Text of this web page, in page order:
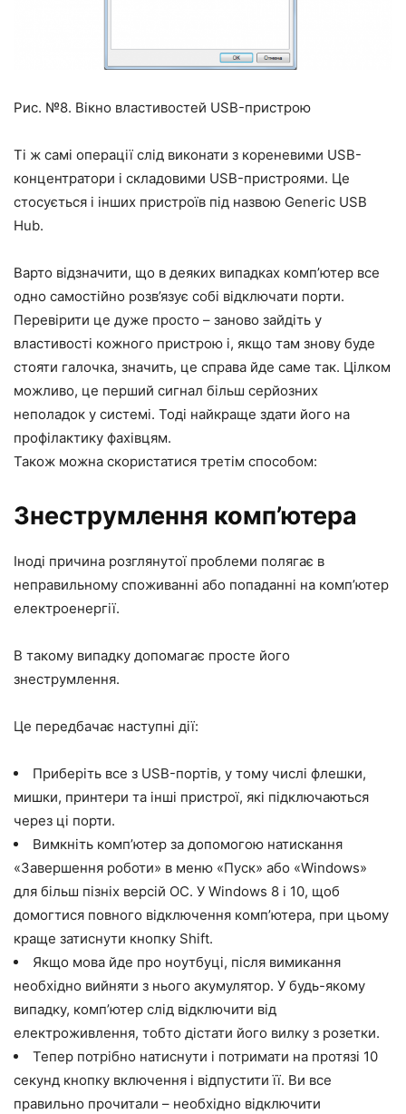
Рис. №8. Вікно властивостей USB-пристрою
Ті ж самі операції слід виконати з кореневими USB-
концентратори і складовими USB-пристроями. Це
стосується і інших пристроїв під назвою Generic USB
Hub.
Варто відзначити, що в деяких випадках комп’ютер все
одно самостійно розв’язує собі відключати порти.
Перевірити це дуже просто – заново зайдіть у
властивості кожного пристрою і, якщо там знову буде
стояти галочка, значить, це справа йде саме так. Цілком
можливо, це перший сигнал більш серйозних
неполадок у системі. Тоді найкраще здати його на
профілактику фахівцям.
Також можна скористатися третім способом:
Знеструмлення комп’ютера
Іноді причина розглянутої проблеми полягає в
неправильному споживанні або попаданні на комп’ютер
електроенергії.
В такому випадку допомагає просте його
знеструмлення.
Це передбачає наступні дії:
Приберіть все з USB-портів, у тому числі флешки,
мишки, принтери та інші пристрої, які підключаються
через ці порти.
Вимкніть комп’ютер за допомогою натискання
«Завершення роботи» в меню «Пуск» або «Windows»
для більш пізніх версій ОС. У Windows 8 і 10, щоб
домогтися повного відключення комп’ютера, при цьому
краще затиснути кнопку Shift.
Якщо мова йде про ноутбуці, після вимикання
необхідно вийняти з нього акумулятор. У будь-якому
випадку, комп’ютер слід відключити від
електроживлення, тобто дістати його вилку з розетки.
Тепер потрібно натиснути і потримати на протязі 10
секунд кнопку включення і відпустити її. Ви все
правильно прочитали – необхідно відключити